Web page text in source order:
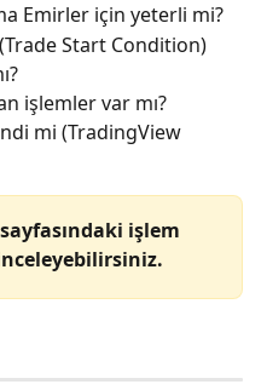
Emirler için yeterli mi?
Start Condition)
işlemler var mı?
mi (TradingView
işlem